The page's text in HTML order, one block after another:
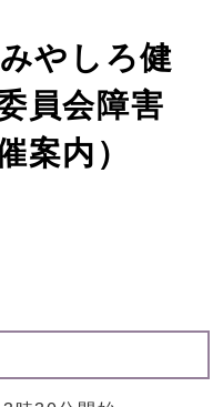
やしろ健
員会障害
案内）